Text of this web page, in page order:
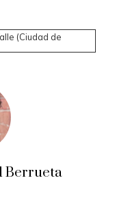
(Ciudad de
Berrueta